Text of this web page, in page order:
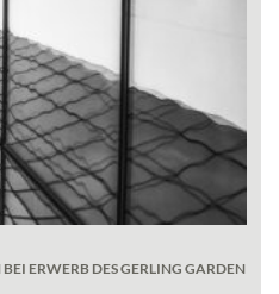
ERWERB DES GERLING GARDEN